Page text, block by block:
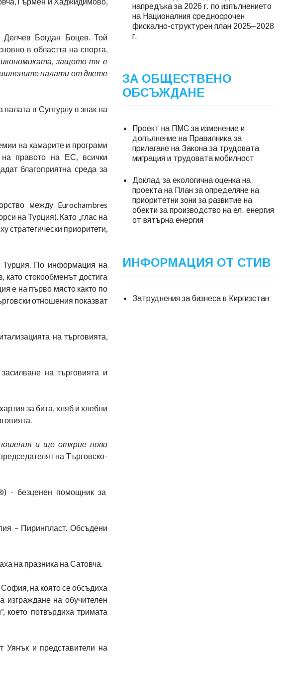
Богдан Боцев. Той
в областта на спорта,
защото тя е
палати от двете
в Сунгурлу в знак на
на камарите и програми
на правото на ЕС, всички
благоприятна среда за
между Eurochambres
на Турция). Като „глас на
стратегически приоритети,
Турция. По информация на
стокообменът достига
е на първо място както по
отношения показват
на търговията,
на търговията и
за бита, хляб и хлебни
и ще открие нови
на Търговско-
- безценен помощник за
– Пиринпласт. Обсъдени
на празника на Сатовча.
на която се обсъдиха
изграждане на обучителен
което потвърдиха тримата
и представители на
напредъка за 2026 г. по изпълнението
на Националния средносрочен
фискално-структурен план 2025–2028
г.
ЗА ОБЩЕСТВЕНО
ОБСЪЖДАНЕ
Проект на ПМС за изменение и
допълнение на Правилника за
прилагане на Закона за трудовата
миграция и трудовата мобилност
Доклад за екологична оценка на
проекта на План за определяне на
приоритетни зони за развитие на
обекти за производство на ел. енергия
от вятърна енергия
ИНФОРМАЦИЯ ОТ СТИВ
Затруднения за бизнеса в Киргизстан